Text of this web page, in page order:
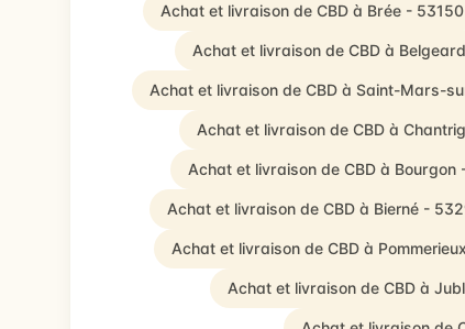
Achat et livraison de CBD à Brée - 53150
Achat et livraison de CBD à
Achat et livraison de CBD à Saint-Mars-
Achat et livraison de CBD à
Achat et livraison de CBD à Bourgon
Achat et livraison de CBD à Bierné -
Achat et livraison de CBD à
Achat et livraison de CBD à